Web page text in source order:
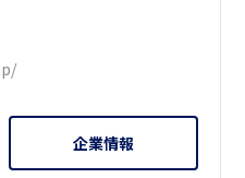
企業情報